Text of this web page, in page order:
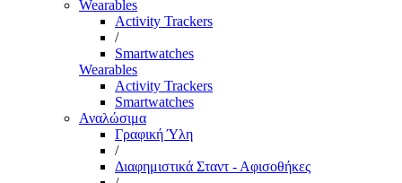
Wearables
Activity Trackers
/
Smartwatches
Wearables
Activity Trackers
Smartwatches
Αναλώσιμα
Γραφική Ύλη
/
Διαφημιστικά Σταντ - Αφισοθήκες